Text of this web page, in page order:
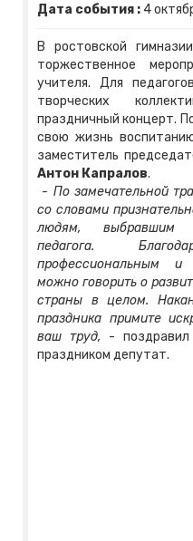
Дата события : 4
В ростовской
торжественное
учителя. Для
творческих
праздничный концерт.
свою жизнь
заместитель
Антон Капралов.
- По замечательной
со словами
людям, выбравшим
педагога.
профессиональным и
можно говорить о
страны в целом.
праздника примите
ваш труд,
-
праздником депутат.